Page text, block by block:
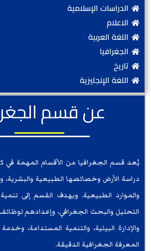
الدراسات الإسلامية
الاعلام
اللغة العربية
الجغرافيا
تاريخ
اللغة الإنجليزية
عن قسم
يُعد قسم الجغرافيا من الأقسام المهمة في
دراسة الأرض وخصائصها الطبيعية والبشرية،
والموارد الطبيعية. ويهدف القسم إلى
التحليل والبحث الجغرافي، وإعدادهم
والإدارة البيئية، والتنمية المستدامة،
المعرفة الجغرافية الدقيقة.